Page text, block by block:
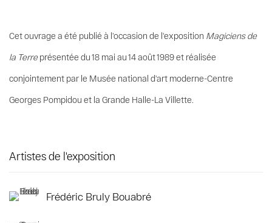
Cet ouvrage a été publié à l'occasion de l'exposition Magiciens de
la Terreprésentée du 18 mai au 14 août 1989 et réalisée
conjointement par le Musée national d'art moderne-Centre
Georges Pompidou et la Grande Halle-La Villette.
Artistes de l'exposition
Frédéric Bruly Bouabré